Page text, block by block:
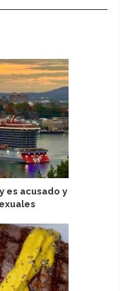
es acusado y